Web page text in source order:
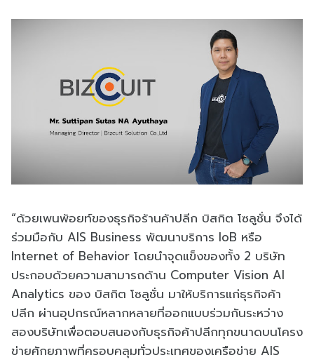
“ด้วยเพนพ้อยท์ของธุรกิจร้านค้าปลีก บิสกิต โซลูชั่น จึงได้
ร่วมมือกับ AIS Business พัฒนาบริการ IoB หรือ
Internet of Behavior โดยนำจุดแข็งของทั้ง 2 บริษัท
ประกอบด้วยความสามารถด้าน Computer Vision AI
Analytics ของ บิสกิต โซลูชั่น มาให้บริการแก่ธุรกิจค้า
ปลีก ผ่านอุปกรณ์หลากหลายที่ออกแบบร่วมกันระหว่าง
สองบริษัทเพื่อตอบสนองกับธุรกิจค้าปลีกทุกขนาดบนโครง
ข่ายศักยภาพที่ครอบคลุมทั่วประเทศของเครือข่าย AIS